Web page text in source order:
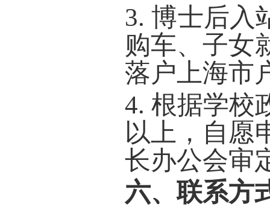
3. 博士后入
购车、子女
落户上海市
4. 根据学校
以上，自愿
长办公会审
六、联系方